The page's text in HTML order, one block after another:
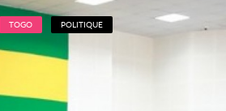
TOGO POLITIQUE